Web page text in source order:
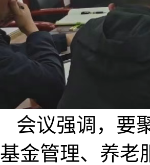
会议强调，要
基金管理、养老